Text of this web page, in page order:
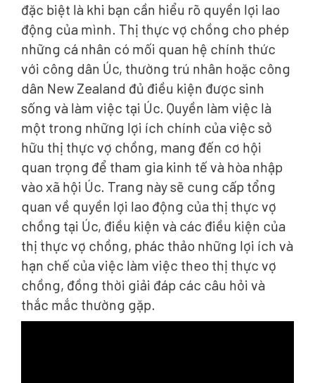
đặc biệt là khi bạn cần hiểu rõ quyền lợi lao
động của mình. Thị thực vợ chồng cho phép
những cá nhân có mối quan hệ chính thức
với công dân Úc, thường trú nhân hoặc công
dân New Zealand đủ điều kiện được sinh
sống và làm việc tại Úc. Quyền làm việc là
một trong những lợi ích chính của việc sở
hữu thị thực vợ chồng, mang đến cơ hội
quan trọng để tham gia kinh tế và hòa nhập
vào xã hội Úc. Trang này sẽ cung cấp tổng
quan về quyền lợi lao động của thị thực vợ
chồng tại Úc, điều kiện và các điều kiện của
thị thực vợ chồng, phác thảo những lợi ích và
hạn chế của việc làm việc theo thị thực vợ
chồng, đồng thời giải đáp các câu hỏi và
thắc mắc thường gặp.